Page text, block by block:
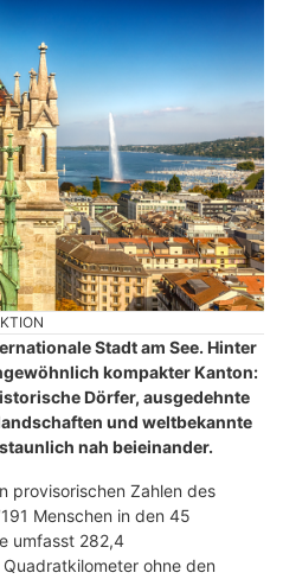
Stadt am See. Hinter
kompakter Kanton:
Dörfer, ausgedehnte
und weltbekannte
nah beieinander.
provisorischen Zahlen des
Menschen in den 45
umfasst 282,4
ohne den